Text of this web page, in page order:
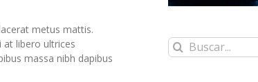
metus mattis.
at libero ultrices
massa nibh dapibus
Buscar: